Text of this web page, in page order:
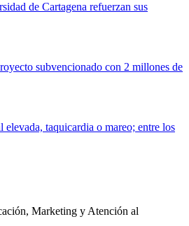
de Cartagena refuerzan sus
subvencionado con 2 millones de
elevada, taquicardia o mareo; entre los
Marketing y Atención al